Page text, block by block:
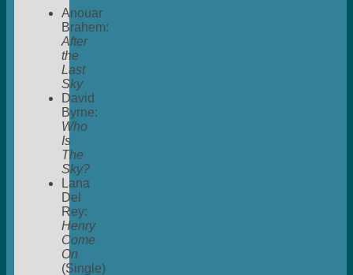
Anouar
Brahem:
After
the
Last
Sky
David
Byrne:
Who
Is
The
Sky?
Lana
Del
Rey:
Henry
Come
On
(Single)